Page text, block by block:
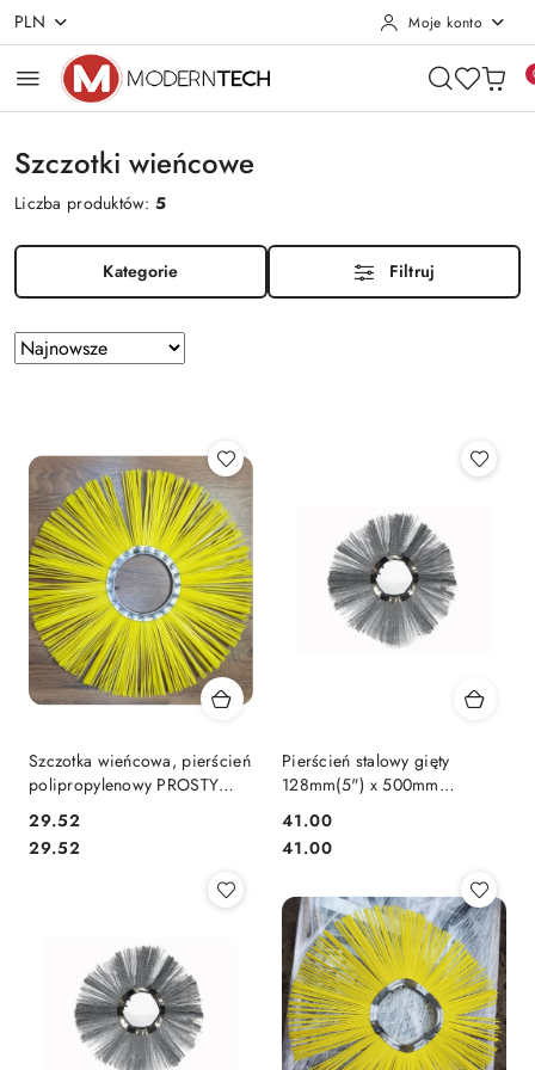
Przejdź do treści głównej
Przejdź do wyszukiwarki
Przejdź do moje konto
Przejdź do menu głównego
Przejdź do stopki
PLN Moje konto
Szczotki wieńcowe
Liczba produktów:5
Kategorie Filtruj
Zastosowano
sortowanie:
Sortuj
według
Szczotka wieńcowa, pierścień
polipropylenowy PROSTY
128mm (5") x 500mm
średnica zewnętrzna 500mm
Cena:
29.52
Cena:
29.52
Pierścień stalowy gięty
128mm(5") x 500mm
średnica zewnętrzna 500mm
szczotka do zamiatarki drut
karbowany
Cena:
41.00
Cena:
41.00